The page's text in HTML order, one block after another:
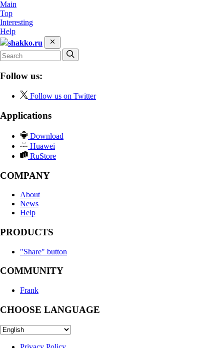
Main
Top
Interesting
Help
shakko.ru
Follow us:
Follow us on Twitter
Applications
Download
Huawei
RuStore
COMPANY
About
News
Help
PRODUCTS
"Share" button
COMMUNITY
Frank
CHOOSE LANGUAGE